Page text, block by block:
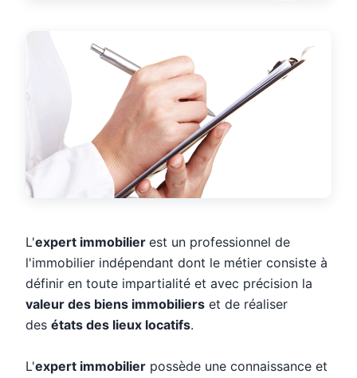
L'expert immobilier est un professionnel de
l'immobilier indépendant dont le métier consiste à
définir en toute impartialité et avec précision la
valeur des biens immobiliers et de réaliser
des états des lieux locatifs.
L'expert immobilier possède une connaissance et